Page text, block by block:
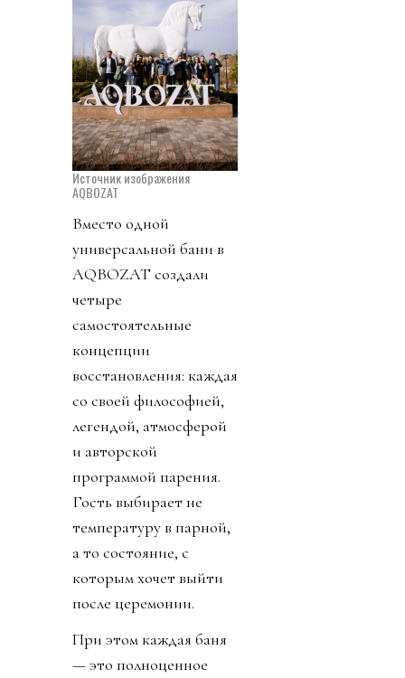
Источник изображения
AQBOZAT
Вместо одной
универсальной бани в
AQBOZAT создали
четыре
самостоятельные
концепции
восстановления: каждая
со своей философией,
легендой, атмосферой
и авторской
программой парения.
Гость выбирает не
температуру в парной,
а то состояние, с
которым хочет выйти
после церемонии.
При этом каждая баня
— это полноценное